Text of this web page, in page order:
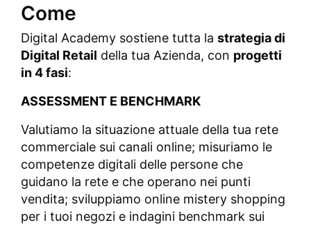
Come
Digital Academy sostiene tutta la strategia di
Digital Retail della tua Azienda, con progetti
in 4 fasi:
ASSESSMENT E BENCHMARK
Valutiamo la situazione attuale della tua rete
commerciale sui canali online; misuriamo le
competenze digitali delle persone che
guidano la rete e che operano nei punti
vendita; sviluppiamo online mistery shopping
per i tuoi negozi e indagini benchmark sui